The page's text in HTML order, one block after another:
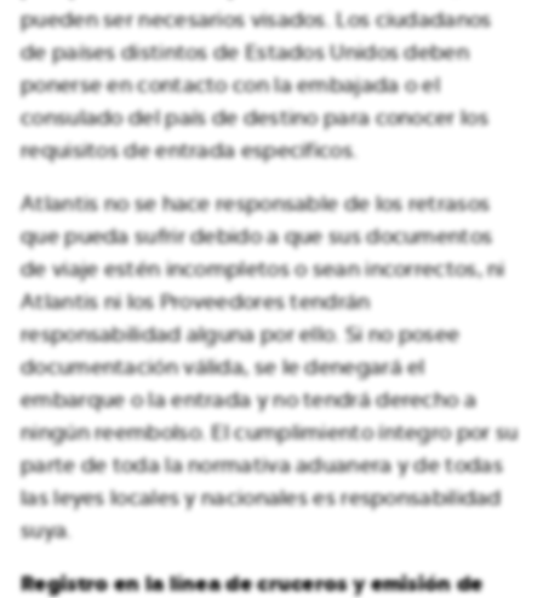
pueden ser necesarios visados. Los ciudadanos
de países distintos de Estados Unidos deben
ponerse en contacto con la embajada o el
consulado del país de destino para conocer los
requisitos de entrada específicos.
Atlantis no se hace responsable de los retrasos
que pueda sufrir debido a que sus documentos
de viaje estén incompletos o sean incorrectos, ni
Atlantis ni los Proveedores tendrán
responsabilidad alguna por ello. Si no posee
documentación válida, se le denegará el
embarque o la entrada y no tendrá derecho a
ningún reembolso. El cumplimiento íntegro por su
parte de toda la normativa aduanera y de todas
las leyes locales y nacionales es responsabilidad
suya.
Registro en la línea de cruceros y emisión de